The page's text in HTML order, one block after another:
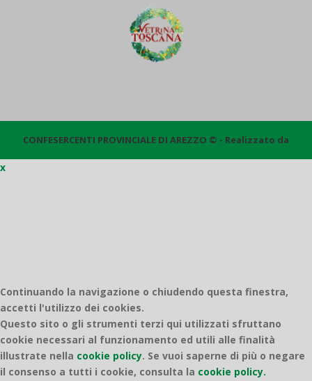
CONFESERCENTI PROVINCIALE DI AREZZO © - Realizzato da
x
Continuando la navigazione o chiudendo questa finestra,
accetti l'utilizzo dei cookies.
Questo sito o gli strumenti terzi qui utilizzati sfruttano
cookie necessari al funzionamento ed utili alle finalità
illustrate nella cookie policy. Se vuoi saperne di più o negare
il consenso a tutti i cookie, consulta la cookie policy.